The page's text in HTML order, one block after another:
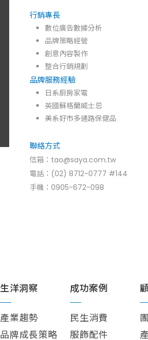
行銷專長
數位廣告數據分析
品牌策略經營
創意內容製作
整合行銷規劃
品牌服務經驗
日系廚房家電
英國蘇格蘭威士忌
美系好市多通路保健品
聯絡方式
信箱：tao@saya.com.tw
電話： (02) 8712-0777 #144
手機： 0905-672-098
生洋洞察
產業趨勢
品牌成長策略
成功案例
民生消費
服飾配件